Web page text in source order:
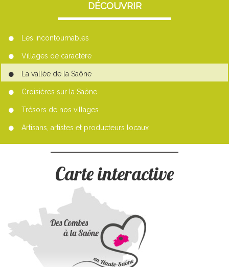
DÉCOUVRIR
Les incontournables
Villages de caractère
La vallée de la Saône
Croisières sur la Saône
Trésors de nos villages
Artisans, artistes et producteurs locaux
Carte interactive